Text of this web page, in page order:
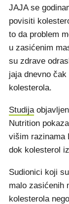
JAJA se
povisiti
to da problem
u zasićenim
su zdrave
jaja dnevno
kolesterola.
Studija
Nutrition
višim razinama
dok kolesterol
Sudionici koji
malo zasićenih
kolesterola